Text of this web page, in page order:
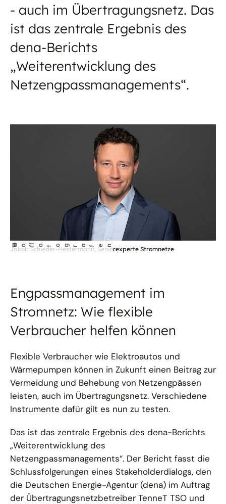
- auch im Übertragungsnetz. Das
ist das zentrale Ergebnis des
dena-Berichts
„Weiterentwicklung des
Netzengpassmanagements“.
©
Ho f
fotog r
a fen
Jakob Schieder-Hestermann, Seniorexperte Stromnetze
Engpassmanagement im
Stromnetz: Wie flexible
Verbraucher helfen können
Flexible Verbraucher wie Elektroautos und
Wärmepumpen können in Zukunft einen Beitrag zur
Vermeidung und Behebung von Netzengpässen
leisten, auch im Übertragungsnetz. Verschiedene
Instrumente dafür gilt es nun zu testen.
Das ist das zentrale Ergebnis des dena-Berichts
„Weiterentwicklung des
Netzengpassmanagements“. Der Bericht fasst die
Schlussfolgerungen eines Stakeholderdialogs, den
die Deutschen Energie-Agentur (dena) im Auftrag
der Übertragungsnetzbetreiber TenneT TSO und